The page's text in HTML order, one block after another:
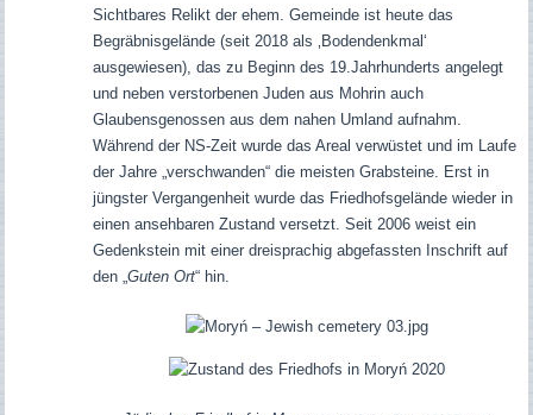
Sichtbares Relikt der ehem. Gemeinde ist heute das
Begräbnisgelände (seit 2018 als ‚Bodendenkmal‘
ausgewiesen), das zu Beginn des 19.Jahrhunderts angelegt
und neben verstorbenen Juden aus Mohrin auch
Glaubensgenossen aus dem nahen Umland aufnahm.
Während der NS-Zeit wurde das Areal verwüstet und im Laufe
der Jahre „verschwanden“ die meisten Grabsteine. Erst in
jüngster Vergangenheit wurde das Friedhofsgelände wieder in
einen ansehbaren Zustand versetzt. Seit 2006 weist ein
Gedenkstein mit einer dreisprachig abgefassten Inschrift auf
den „Guten Ort“ hin.